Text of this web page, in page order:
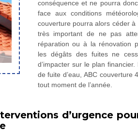
conséquence et ne pourra
face aux conditions
couverture pourra alors céder
très important de ne pas
réparation ou à la rénovation
les dégâts des fuites ne
d’impacter sur le plan
de fuite d’eau, ABC couverture
tout moment de l’année.
d’urgence